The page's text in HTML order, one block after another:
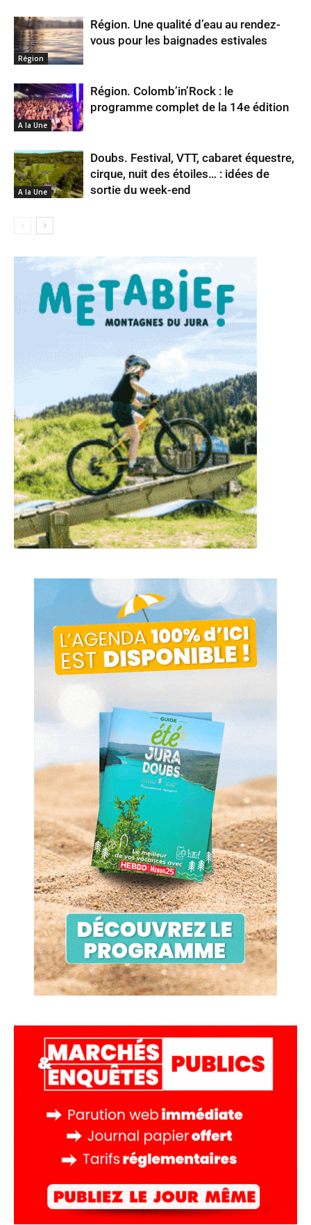
Région
Région. Une qualité d’eau au rendez-
vous pour les baignades estivales
A la Une
Région. Colomb’in’Rock : le
programme complet de la 14e édition
A la Une
Doubs. Festival, VTT, cabaret équestre,
cirque, nuit des étoiles… : idées de
sortie du week-end